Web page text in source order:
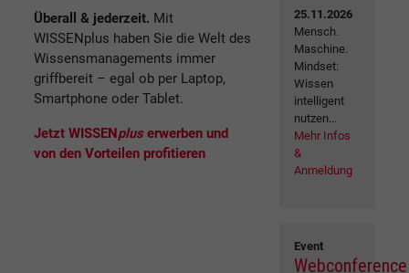
Überall & jederzeit. Mit
WISSENplus haben Sie die Welt des
Wissensmanagements immer
griffbereit – egal ob per Laptop,
Smartphone oder Tablet.
Jetzt WISSENplus erwerben und
von den Vorteilen profitieren
25.11.2026
Mensch.
Maschine.
Mindset:
Wissen
intelligent
nutzen...
Mehr Infos
&
Anmeldung
Event
Webconference